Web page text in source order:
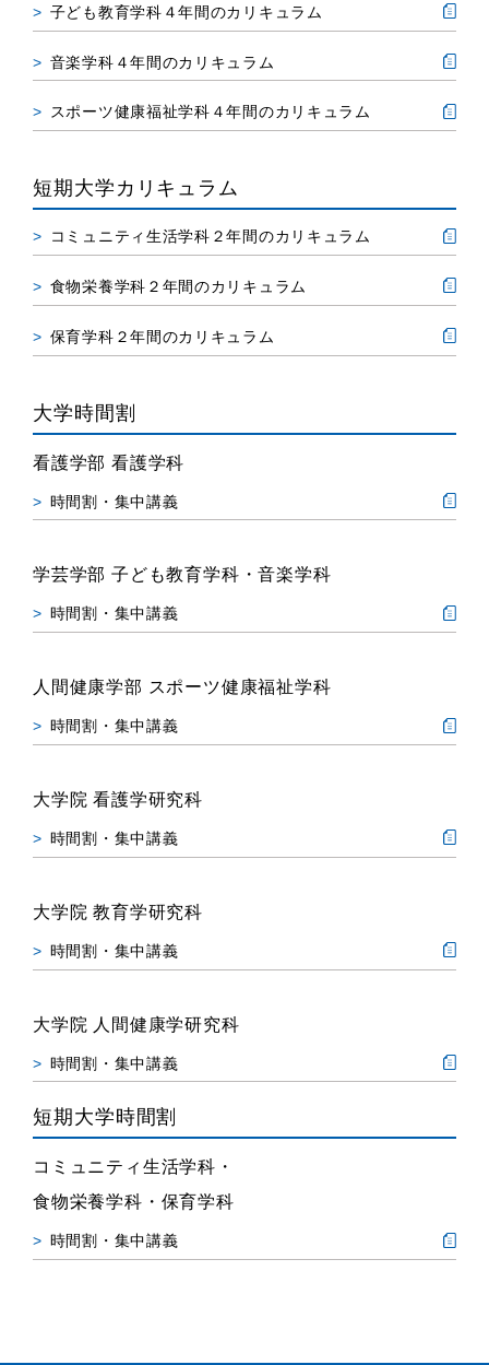
子ども教育学科４年間のカリキュラム
音楽学科４年間のカリキュラム
スポーツ健康福祉学科４年間のカリキュラム
短期大学カリキュラム
コミュニティ生活学科２年間のカリキュラム
食物栄養学科２年間のカリキュラム
保育学科２年間のカリキュラム
大学時間割
看護学部 看護学科
時間割・集中講義
学芸学部 子ども教育学科・音楽学科
時間割・集中講義
人間健康学部 スポーツ健康福祉学科
時間割・集中講義
大学院 看護学研究科
時間割・集中講義
大学院 教育学研究科
時間割・集中講義
大学院 人間健康学研究科
時間割・集中講義
短期大学時間割
コミュニティ生活学科・
食物栄養学科・保育学科
時間割・集中講義